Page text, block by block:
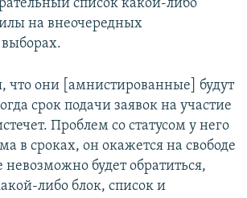
список какой-либо
на внеочередных
что они [амнистированные] будут
срок подачи заявок на участие
Проблем со статусом у него
в сроках, он окажется на свободе
невозможно будет обратиться,
либо блок, список и